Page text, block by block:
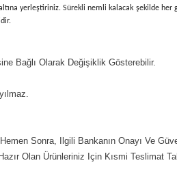
yerleştiriniz. Sürekli nemli kalacak şekilde
Bağlı Olarak Değişiklik Gösterebilir.
Sonra, Ilgili Bankanın Onayı Ve
Olan Ürünleriniz Için Kısmi Teslimat